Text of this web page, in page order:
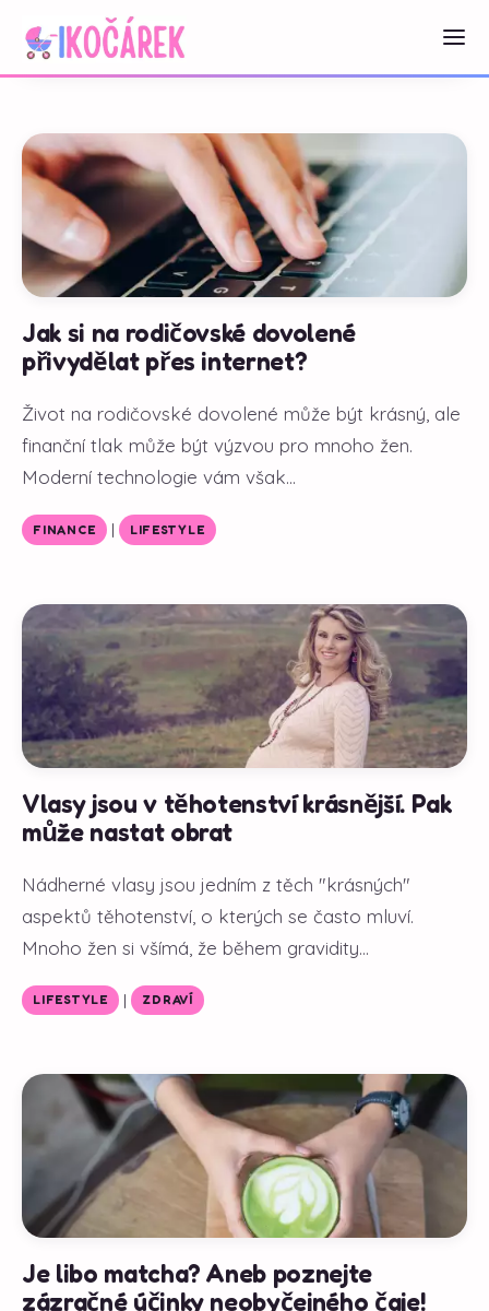
Jak si na rodičovské dovolené
přivydělat přes internet?
Život na rodičovské dovolené může být krásný, ale
finanční tlak může být výzvou pro mnoho žen.
Moderní technologie vám však...
FINANCE | LIFESTYLE
Vlasy jsou v těhotenství krásnější. Pak
může nastat obrat
Nádherné vlasy jsou jedním z těch "krásných"
aspektů těhotenství, o kterých se často mluví.
Mnoho žen si všímá, že během gravidity...
LIFESTYLE | ZDRAVÍ
Je libo matcha? Aneb poznejte
zázračné účinky neobyčejného čaje!